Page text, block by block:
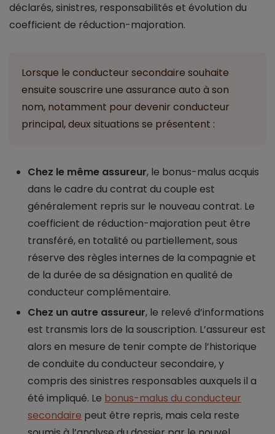
déclarés, sinistres, responsabilités et évolution du
coefficient de réduction-majoration.
Lorsque le conducteur secondaire souhaite
ensuite souscrire une assurance auto à son
nom, notamment pour devenir conducteur
principal, deux situations se présentent :
Chez le même assureur, le bonus-malus acquis
dans le cadre du contrat du couple est
généralement repris sur le nouveau contrat. Le
coefficient de réduction-majoration peut être
transféré, en totalité ou partiellement, sous
réserve des règles internes de la compagnie et
de la durée de sa désignation en qualité de
conducteur complémentaire.
Chez un autre assureur, le relevé d’informations
est transmis lors de la souscription. L’assureur est
alors en mesure de tenir compte de l’historique
de conduite du conducteur secondaire, y
compris des sinistres responsables auxquels il a
été impliqué. Le bonus-malus du conducteur
secondaire peut être repris, mais cela reste